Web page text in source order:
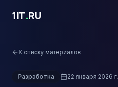
1IT.RU
К списку материалов
Разработка 22 января 2026 г.